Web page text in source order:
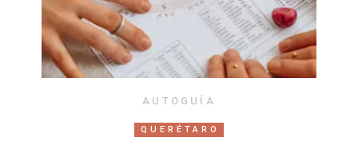
AUTOGUÍA
QUERÉTARO